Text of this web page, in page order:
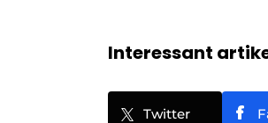
Interessant
Twitter